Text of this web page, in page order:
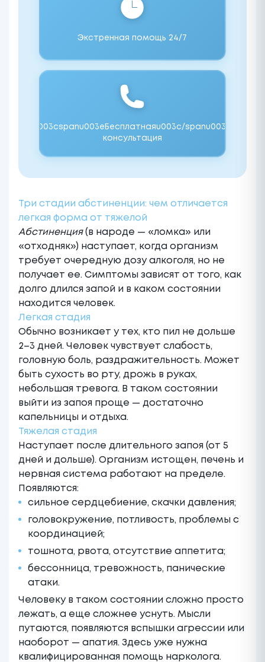
Экстренная помощь 24/7
u003cspanu003eБесплатнаяu003c/spanu003e
консультация
Три стадии абстиненции: чем отличается
легкая форма от тяжелой
Абстиненция(в народе — «ломка» или
«отходняк») наступает, когда организм
требует очередную дозу алкоголя, но не
получает ее. Симптомы зависят от того, как
долго длился запой и в каком состоянии
находится человек.
Легкая стадия
Обычно возникает у тех, кто пил не дольше
2–3 дней. Человек чувствует слабость,
головную боль, раздражительность. Может
быть сухость во рту, дрожь в руках,
небольшая тревога. В таком состоянии
выйти из запоя проще — достаточно
капельницы и отдыха.
Тяжелая стадия
Наступает после длительного запоя (от 5
дней и дольше). Организм истощен, печень и
нервная система работают на пределе.
Появляются:
сильное сердцебиение, скачки давления;
головокружение, потливость, проблемы с
координацией;
тошнота, рвота, отсутствие аппетита;
бессонница, тревожность, панические
атаки.
Человеку в таком состоянии сложно просто
лежать, а еще сложнее уснуть. Мысли
путаются, появляются вспышки агрессии или
наоборот — апатия. Здесь уже нужна
квалифицированная помощь нарколога.